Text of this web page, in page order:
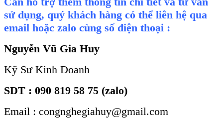
sử dụng, quý khách hàng có thể liên hệ qua
email hoặc zalo cùng số điện thoại :
Nguyễn Vũ Gia Huy
Kỹ Sư Kinh Doanh
SDT : 090 819 58 75 (zalo)
Email : congnghegiahuy@gmail.com